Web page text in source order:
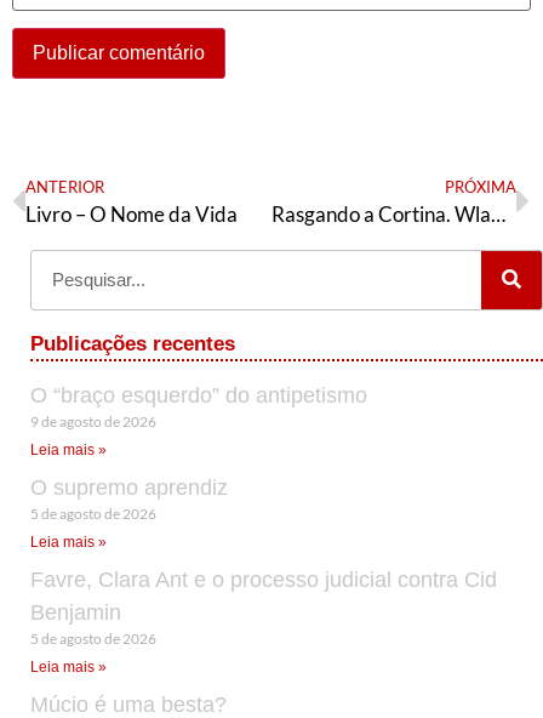
ANTERIOR
Livro – O Nome da Vida
PRÓXIMA
Rasgando a Cortina. Wladimir Pomar
Publicações recentes
O “braço esquerdo” do antipetismo
9 de agosto de 2026
Leia mais »
O supremo aprendiz
5 de agosto de 2026
Leia mais »
Favre, Clara Ant e o processo judicial contra Cid
Benjamin
5 de agosto de 2026
Leia mais »
Múcio é uma besta?